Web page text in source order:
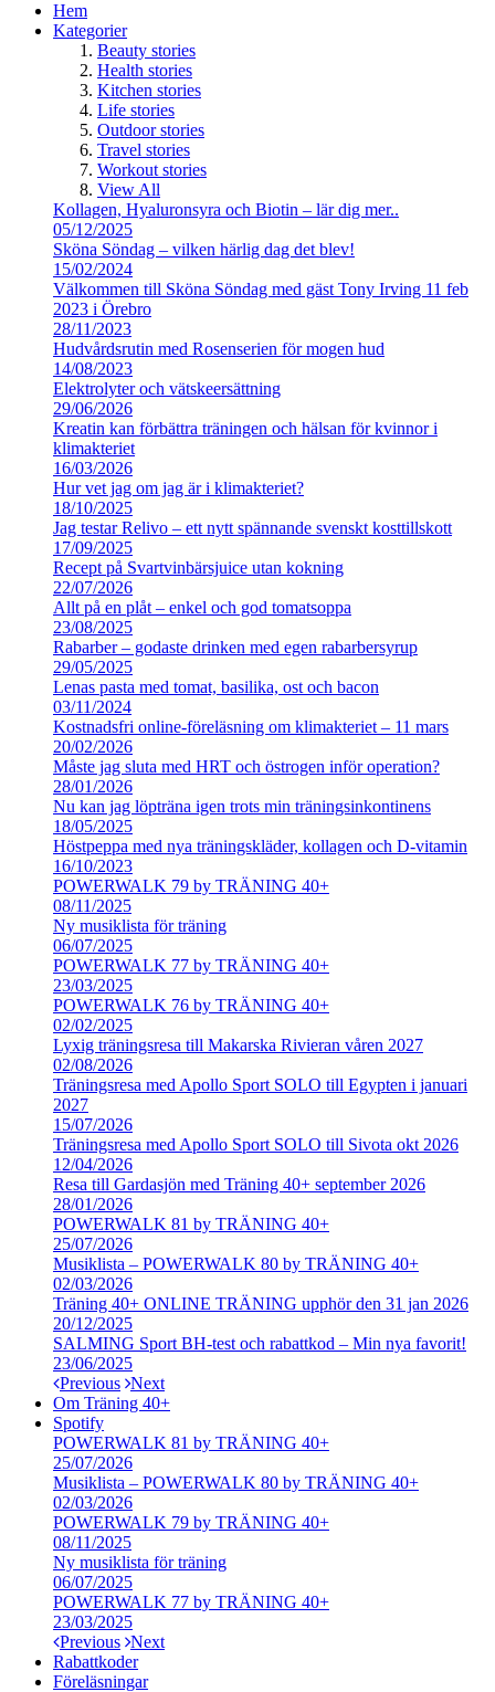
Hem
Kategorier
Beauty stories
Health stories
Kitchen stories
Life stories
Outdoor stories
Travel stories
Workout stories
View All
Kollagen, Hyaluronsyra och Biotin – lär dig mer..
05/12/2025
Sköna Söndag – vilken härlig dag det blev!
15/02/2024
Välkommen till Sköna Söndag med gäst Tony Irving 11 feb
2023 i Örebro
28/11/2023
Hudvårdsrutin med Rosenserien för mogen hud
14/08/2023
Elektrolyter och vätskeersättning
29/06/2026
Kreatin kan förbättra träningen och hälsan för kvinnor i
klimakteriet
16/03/2026
Hur vet jag om jag är i klimakteriet?
18/10/2025
Jag testar Relivo – ett nytt spännande svenskt kosttillskott
17/09/2025
Recept på Svartvinbärsjuice utan kokning
22/07/2026
Allt på en plåt – enkel och god tomatsoppa
23/08/2025
Rabarber – godaste drinken med egen rabarbersyrup
29/05/2025
Lenas pasta med tomat, basilika, ost och bacon
03/11/2024
Kostnadsfri online-föreläsning om klimakteriet – 11 mars
20/02/2026
Måste jag sluta med HRT och östrogen inför operation?
28/01/2026
Nu kan jag löpträna igen trots min träningsinkontinens
18/05/2025
Höstpeppa med nya träningskläder, kollagen och D-vitamin
16/10/2023
POWERWALK 79 by TRÄNING 40+
08/11/2025
Ny musiklista för träning
06/07/2025
POWERWALK 77 by TRÄNING 40+
23/03/2025
POWERWALK 76 by TRÄNING 40+
02/02/2025
Lyxig träningsresa till Makarska Rivieran våren 2027
02/08/2026
Träningsresa med Apollo Sport SOLO till Egypten i januari
2027
15/07/2026
Träningsresa med Apollo Sport SOLO till Sivota okt 2026
12/04/2026
Resa till Gardasjön med Träning 40+ september 2026
28/01/2026
POWERWALK 81 by TRÄNING 40+
25/07/2026
Musiklista – POWERWALK 80 by TRÄNING 40+
02/03/2026
Träning 40+ ONLINE TRÄNING upphör den 31 jan 2026
20/12/2025
SALMING Sport BH-test och rabattkod – Min nya favorit!
23/06/2025
Previous Next
Om Träning 40+
Spotify
POWERWALK 81 by TRÄNING 40+
25/07/2026
Musiklista – POWERWALK 80 by TRÄNING 40+
02/03/2026
POWERWALK 79 by TRÄNING 40+
08/11/2025
Ny musiklista för träning
06/07/2025
POWERWALK 77 by TRÄNING 40+
23/03/2025
Previous Next
Rabattkoder
Föreläsningar